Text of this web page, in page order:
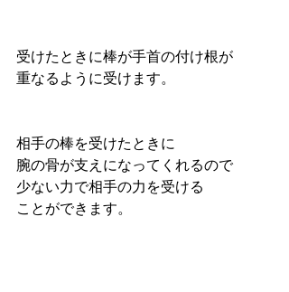
受けたときに棒が手首の付け根が
重なるように受けます。
相手の棒を受けたときに
腕の骨が支えになってくれるので
少ない力で相手の力を受ける
ことができます。